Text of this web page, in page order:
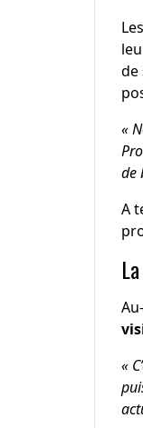
de
«
de
A
«